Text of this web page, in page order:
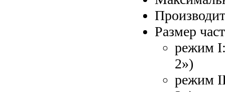
Размер
режим I
2»)
режим